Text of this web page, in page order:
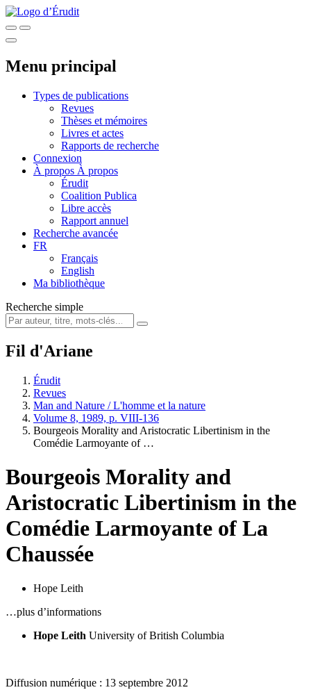
Menu principal
Types de publications
Revues
Thèses et mémoires
Livres et actes
Rapports de recherche
Connexion
À propos À propos
Érudit
Coalition Publica
Libre accès
Rapport annuel
Recherche avancée
FR
Français
English
Ma bibliothèque
Recherche simple
Fil d'Ariane
Érudit
Revues
Man and Nature / L'homme et la nature
Volume 8, 1989, p. VIII-136
Bourgeois Morality and Aristocratic Libertinism in the
Comédie Larmoyante of …
Bourgeois Morality and
Aristocratic Libertinism in the
Comédie Larmoyante of La
Chaussée
Hope Leith
…plus d’informations
Hope Leith University of British Columbia
Diffusion numérique : 13 septembre 2012